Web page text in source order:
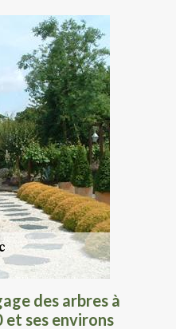
des arbres à
et ses environs